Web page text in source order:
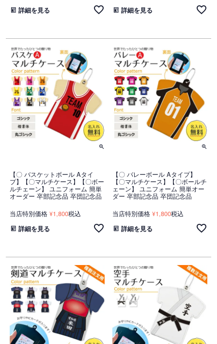
詳細を見る 詳細を見る
【〇 バスケットボール Aタイ
プ】【〇マルチケース】【〇ボー
ルチェーン】 ユニフォーム 簡単
オーダー 卒部記念品 卒団記念品
当店特別価格 ¥1,800税込
詳細を見る
【〇 バレーボール Aタイプ】
【〇マルチケース】【〇ボールチ
ェーン】 ユニフォーム 簡単オー
ダー 卒部記念品 卒団記念品
当店特別価格 ¥1,800税込
詳細を見る